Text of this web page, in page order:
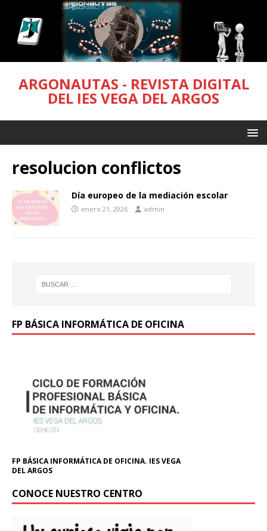
ARGONAUTAS - REVISTA DIGITAL
DEL IES VEGA DEL ARGOS
resolucion conflictos
Día europeo de la mediación escolar
enero 21, 2026 admin
FP BÁSICA INFORMÁTICA DE OFICINA
FP BÁSICA INFORMÁTICA DE OFICINA. IES VEGA
DEL ARGOS
CONOCE NUESTRO CENTRO